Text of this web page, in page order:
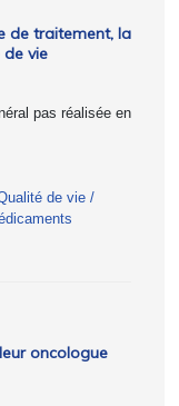
de traitement, la
de vie
pas réalisée en
de vie /
oncologue